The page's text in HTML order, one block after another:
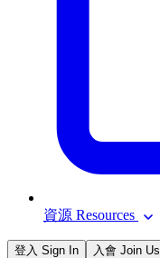
資源 Resources
登入 Sign In 入會 Join Us